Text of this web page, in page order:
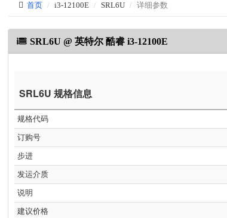
首页 i3-12100E SRL6U 详细参数
SRL6U @ 英特尔 酷睿 i3-12100E
SRL6U 规格信息
规格代码
订购号
步进
发运介质
说明
建议价格